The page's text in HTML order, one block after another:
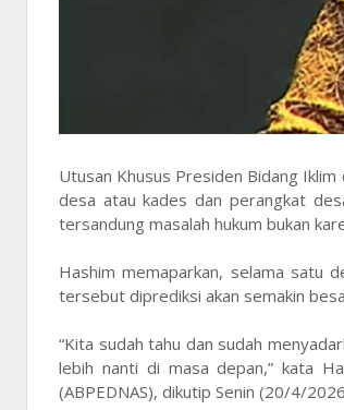
Utusan Khusus Presiden Bidang
desa atau kades dan perangkat
tersandung masalah hukum bukan
Hashim memaparkan, selama satu
tersebut diprediksi akan semakin
“Kita sudah tahu dan sudah
lebih nanti di masa depan,” kata
(ABPEDNAS), dikutip Senin (20/4/